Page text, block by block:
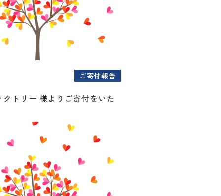
ご寄付報告
クトリー 様よりご寄付をいた